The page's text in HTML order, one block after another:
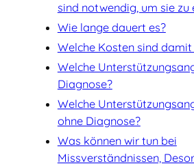
sind notwendig, um sie zu
Wie lange dauert es?
Welche Kosten sind
Welche
Diagnose?
Welche
ohne Diagnose?
Was können wir tun bei
Missverständnissen,